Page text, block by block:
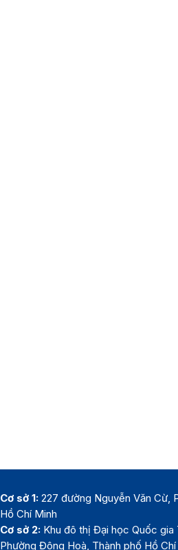
Cơ sở 1: 227 đường Nguyễn Văn Cừ,
Hồ Chí Minh
Cơ sở 2: Khu đô thị Đại học Quốc gia
Phường Đông Hoà, Thành phố Hồ Chí